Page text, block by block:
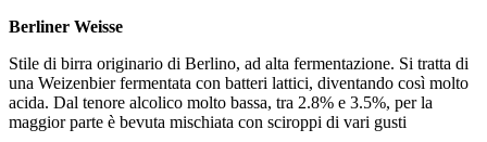
Berliner Weisse
Stile di birra originario di Berlino, ad alta fermentazione. Si tratta di
una Weizenbier fermentata con batteri lattici, diventando così molto
acida. Dal tenore alcolico molto bassa, tra 2.8% e 3.5%, per la
maggior parte è bevuta mischiata con sciroppi di vari gusti